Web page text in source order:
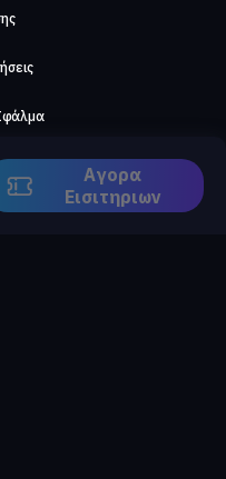
Αγορα
Eισιτηριων